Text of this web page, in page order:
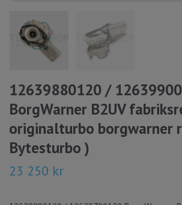
12639880120 /
BorgWarner B2UV
originalturbo borgwarner
Bytesturbo )
23 250 kr